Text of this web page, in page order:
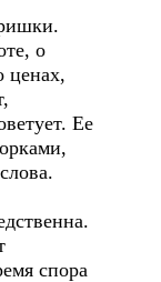
о
ценах,
Ее
спора